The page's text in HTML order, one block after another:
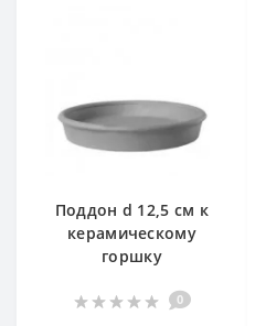
Поддон d 12,5 см к
керамическому
горшку
0